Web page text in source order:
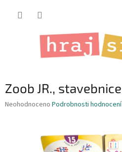
Zoob JR., stavebnice
Průměrné
Neohodnoceno Podrobnosti hodnocení